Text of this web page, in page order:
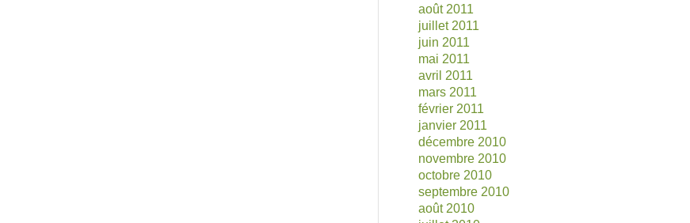
août 2011
juillet 2011
juin 2011
mai 2011
avril 2011
mars 2011
février 2011
janvier 2011
décembre 2010
novembre 2010
octobre 2010
septembre 2010
août 2010